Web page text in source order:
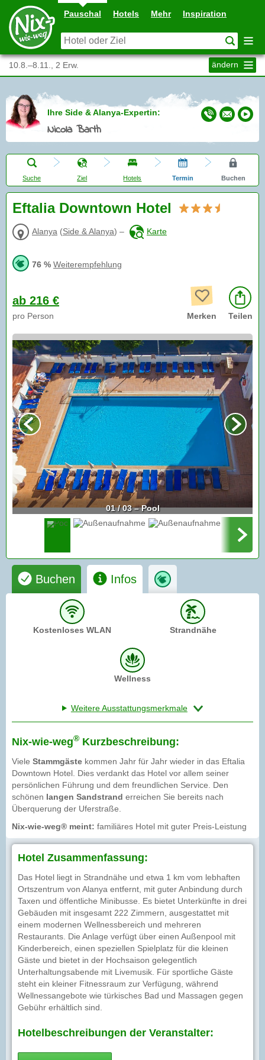
Pauschal Hotels Mehr Inspiration
10.8.–8.11., 2 Erw. ändern
Ihre Side & Alanya-Expertin:
Nicola Barth
Suche Ziel Hotels Termin Buchen
Eftalia Downtown Hotel
Alanya (Side & Alanya) – Karte
76 % Weiterempfehlung
ab 216 €
pro Person Merken Teilen
01 / 03 – Pool
Buchen Infos
Kostenloses WLAN Strandnähe
Wellness
Weitere Ausstattungsmerkmale
Nix-wie-weg® Kurzbeschreibung:
Viele Stammgäste kommen Jahr für Jahr wieder in das Eftalia
Downtown Hotel. Dies verdankt das Hotel vor allem seiner
persönlichen Führung und dem freundlichen Service. Den
schönen langen Sandstrand erreichen Sie bereits nach
Überquerung der Uferstraße.
Nix-wie-weg® meint: familiäres Hotel mit guter Preis-Leistung
Hotel Zusammenfassung:
Das Hotel liegt in Strandnähe und etwa 1 km vom lebhaften
Ortszentrum von Alanya entfernt, mit guter Anbindung durch
Taxen und öffentliche Minibusse. Es bietet Unterkünfte in drei
Gebäuden mit insgesamt 222 Zimmern, ausgestattet mit
einem modernen Wellnessbereich und mehreren
Restaurants. Die Anlage verfügt über einen Außenpool mit
Kinderbereich, einen speziellen Spielplatz für die kleinen
Gäste und bietet in der Hochsaison gelegentlich
Unterhaltungsabende mit Livemusik. Für sportliche Gäste
steht ein kleiner Fitnessraum zur Verfügung, während
Wellnessangebote wie türkisches Bad und Massagen gegen
Gebühr erhältlich sind.
Hotelbeschreibungen der Veranstalter: